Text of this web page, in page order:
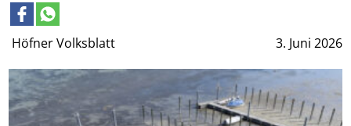
Höfner Volksblatt 3. Juni 2026